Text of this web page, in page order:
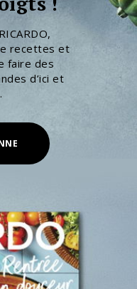
recettes et
faire des
d’ici et